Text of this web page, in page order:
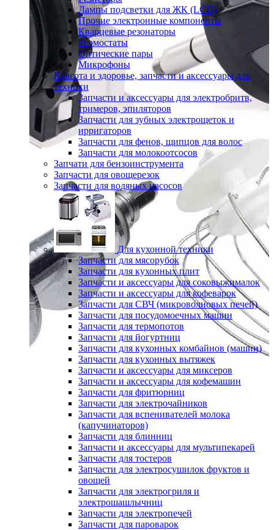
Лампы подсветки для ЖК (LCD)
Прочие электронные компоненты
Кварцевые резонаторы
Термостаты
Оптические пары
Микрофоны
Красота и здоровье, запчасти и аксессуары для
техники
Запчасти и аксессуары для электробритв,
тримеров, эпиляторов
Запчасти для зубных электрощеток и
ирригаторов
Запчасти для фенов, щипцов для волос
Запчасти для молокоотсосов
Запчати для бензоинструмента
Запчасти для овощерезок
Запчасти для водяных насосов
Для кухонной техники
Запчасти для мясорубок
Запчасти для кухонных плит
Запчасти и аксессуары для соковыжималок
Запчасти и аксессуары для кофеварок
Запчасти для СВЧ (микроволновых печей)
Запчасти для посудомоечных машин
Запчасти для термопотов
Запчасти для йогуртниц
Запчасти для кухонных комбайнов (машин)
Запчасти для кухонных вытяжек
Запчасти и аксессуары для миксеров
Запчасти и аксессуары для кофемашин
Запчасти для фритюрниц
Запчасти для электрочайников
Запчасти для вспенивателей молока
(капучинаторов)
Запчасти для блинниц
Запчасти и аксессуары для мультипекарей
Запчасти для тостеров
Запчасти для электросушилок фруктов и
овощей
Запчасти для электрогриля и
электрошашлычниц
Запчасти для электропечей
Запчасти для пароварок